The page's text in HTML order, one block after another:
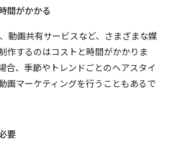
間がかかる
動画共有サービスなど、さまざまな媒
作するのはコストと時間がかかりま
合、季節やトレンドごとのヘアスタイ
画マーケティングを行うこともあるで
要